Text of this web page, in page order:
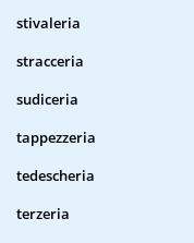
stivaleria
stracceria
sudiceria
tappezzeria
tedescheria
terzeria